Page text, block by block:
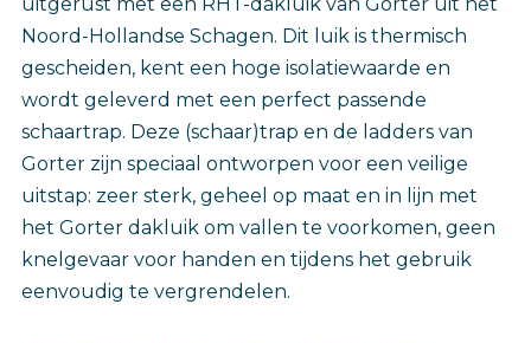
Noord-Hollandse Schagen. Dit luik is thermisch
gescheiden, kent een hoge isolatiewaarde en
wordt geleverd met een perfect passende
schaartrap. Deze (schaar)trap en de ladders van
Gorter zijn speciaal ontworpen voor een veilige
uitstap: zeer sterk, geheel op maat en in lijn met
het Gorter dakluik om vallen te voorkomen, geen
knelgevaar voor handen en tijdens het gebruik
eenvoudig te vergrendelen.